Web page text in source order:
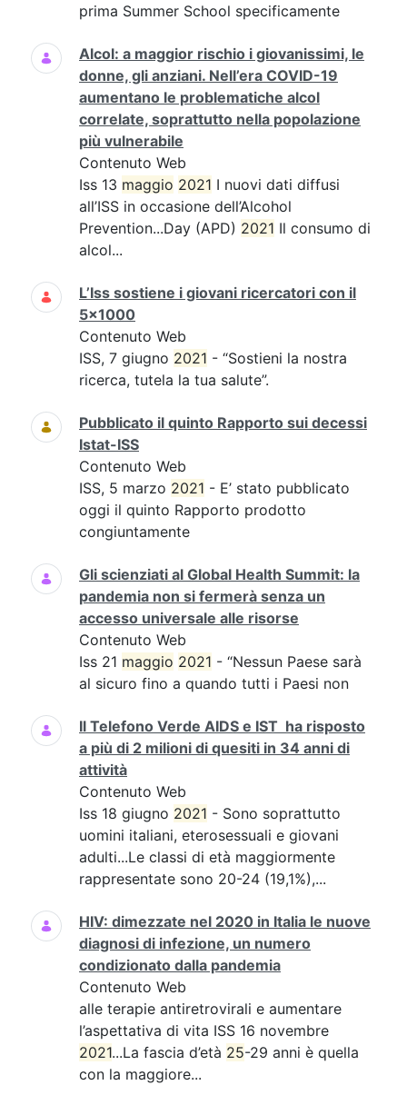
prima Summer School specificamente
Alcol: a maggior rischio i giovanissimi, le
donne, gli anziani. Nell’era COVID-19
aumentano le problematiche alcol
correlate, soprattutto nella popolazione
più vulnerabile
Contenuto Web
Iss 13 maggio 2021 I nuovi dati diffusi
all’ISS in occasione dell’Alcohol
Prevention...Day (APD) 2021 Il consumo di
alcol...
L’Iss sostiene i giovani ricercatori con il
5x1000
Contenuto Web
ISS, 7 giugno 2021 - “Sostieni la nostra
ricerca, tutela la tua salute”.
Pubblicato il quinto Rapporto sui decessi
Istat-ISS
Contenuto Web
ISS, 5 marzo 2021 - E’ stato pubblicato
oggi il quinto Rapporto prodotto
congiuntamente
Gli scienziati al Global Health Summit: la
pandemia non si fermerà senza un
accesso universale alle risorse
Contenuto Web
Iss 21 maggio 2021 - “Nessun Paese sarà
al sicuro fino a quando tutti i Paesi non
Il Telefono Verde AIDS e IST ha risposto
a più di 2 milioni di quesiti in 34 anni di
attività
Contenuto Web
Iss 18 giugno 2021 - Sono soprattutto
uomini italiani, eterosessuali e giovani
adulti...Le classi di età maggiormente
rappresentate sono 20-24 (19,1%),...
HIV: dimezzate nel 2020 in Italia le nuove
diagnosi di infezione, un numero
condizionato dalla pandemia
Contenuto Web
alle terapie antiretrovirali e aumentare
l’aspettativa di vita ISS 16 novembre
2021...La fascia d’età 25-29 anni è quella
con la maggiore...